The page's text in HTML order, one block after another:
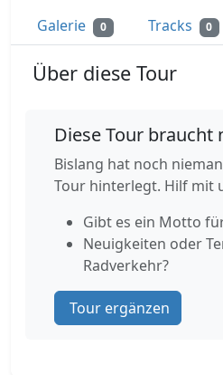
Galerie 0 Tracks 0
Über diese Tour
Diese Tour braucht
Bislang hat noch
Tour hinterlegt. Hilf mit
Gibt es ein Motto
Neuigkeiten oder
Radverkehr?
Tour ergänzen